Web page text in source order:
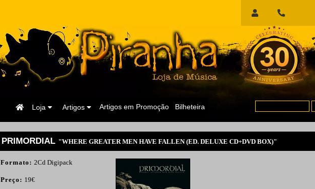
Início
Sessão
Bilheteira
Artigos em Promoção
Artigos
Loja
Página
PRIMORDIAL "WHERE GREATER MEN HAVE FALLEN (ED. DELUXE CD+DVD BOX)"
Formato: 2Cd Digipack
Preço: 19€